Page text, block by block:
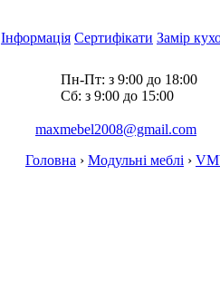
Інформація Сертифікати Замір
Пн-Пт: з 9:00 до 18:00
Cб: з 9:00 до 15:00
maxmebel2008@gmail.com
Головна › Модульні меблі ›